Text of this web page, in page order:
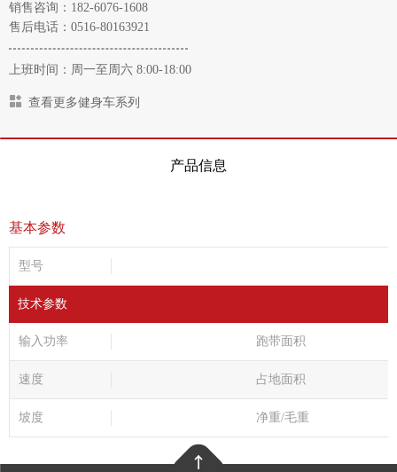
销售咨询：182-6076-1608
售后电话：0516-80163921
上班时间：周一至周六 8:00-18:00
查看更多健身车系列
产品信息
基本参数
型号
技术参数
输入功率 跑带面积
速度 占地面积
坡度 净重/毛重